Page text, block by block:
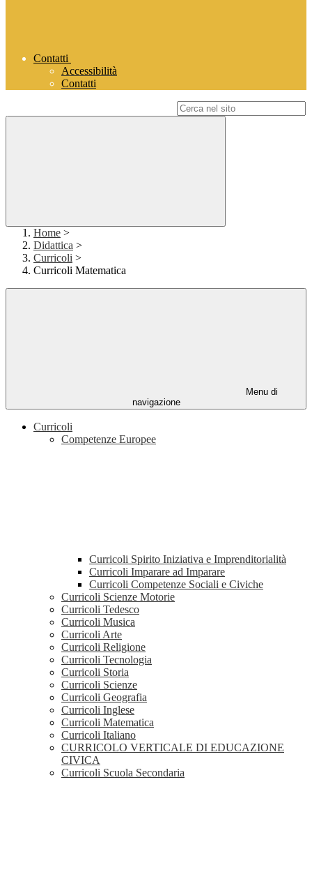
Contatti
Accessibilità
Contatti
Home >
Didattica >
Curricoli >
Curricoli Matematica
Menu di
navigazione
Curricoli
Competenze Europee
Curricoli Spirito Iniziativa e Imprenditorialità
Curricoli Imparare ad Imparare
Curricoli Competenze Sociali e Civiche
Curricoli Scienze Motorie
Curricoli Tedesco
Curricoli Musica
Curricoli Arte
Curricoli Religione
Curricoli Tecnologia
Curricoli Storia
Curricoli Scienze
Curricoli Geografia
Curricoli Inglese
Curricoli Matematica
Curricoli Italiano
CURRICOLO VERTICALE DI EDUCAZIONE
CIVICA
Curricoli Scuola Secondaria